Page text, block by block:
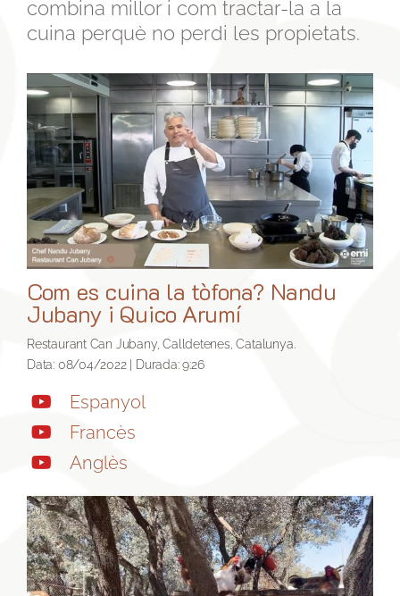
combina millor i com tractar-la a la
cuina perquè no perdi les propietats.
Com es cuina la tòfona? Nandu
Jubany i Quico Arumí
Restaurant Can Jubany, Calldetenes, Catalunya.
Data: 08/04/2022 | Durada: 9:26
Espanyol
Francès
Anglès